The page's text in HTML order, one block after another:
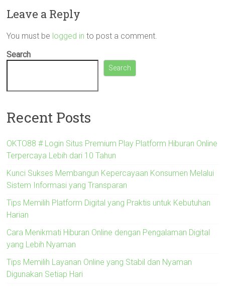
Leave a Reply
You must be logged in to post a comment.
Search
Search
Recent Posts
OKTO88 # Login Situs Premium Play Platform Hiburan Online
Terpercaya Lebih dari 10 Tahun
Kunci Sukses Membangun Kepercayaan Konsumen Melalui
Sistem Informasi yang Transparan
Tips Memilih Platform Digital yang Praktis untuk Kebutuhan
Harian
Cara Menikmati Hiburan Online dengan Pengalaman Digital
yang Lebih Nyaman
Tips Memilih Layanan Online yang Stabil dan Nyaman
Digunakan Setiap Hari